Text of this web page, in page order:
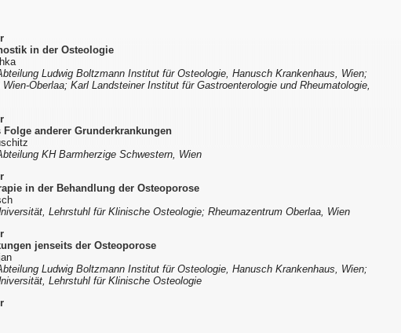
in der Osteologie
Ludwig Boltzmann Institut für Osteologie, Hanusch Krankenhaus, Wien;
Oberlaa; Karl Landsteiner Institut für Gastroenterologie und Rheumatologie,
Folge anderer Grunderkrankungen
KH Barmherzige Schwestern, Wien
in der Behandlung der Osteoporose
Lehrstuhl für Klinische Osteologie; Rheumazentrum Oberlaa, Wien
jenseits der Osteoporose
Ludwig Boltzmann Institut für Osteologie, Hanusch Krankenhaus, Wien;
Lehrstuhl für Klinische Osteologie